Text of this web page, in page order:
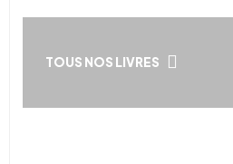
TOUS NOS LIVRES